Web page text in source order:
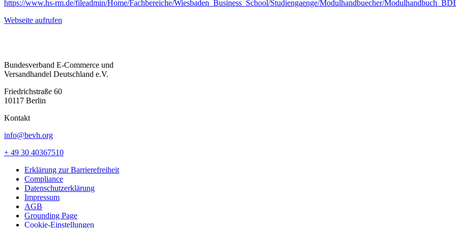
https://www.hs-rm.de/fileadmin/Home/Fachbereiche/Wiesbaden_Business_School/Studiengaenge/Modulhandbuecher/
Webseite aufrufen
Bundesverband E-Commerce und
Versandhandel Deutschland e.V.
Friedrichstraße 60
10117 Berlin
Kontakt
info@bevh.org
+ 49 30 40367510
Erklärung zur Barrierefreiheit
Compliance
Datenschutzerklärung
Impressum
AGB
Grounding Page
Cookie-Einstellungen